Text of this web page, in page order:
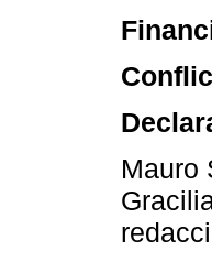
Mauro